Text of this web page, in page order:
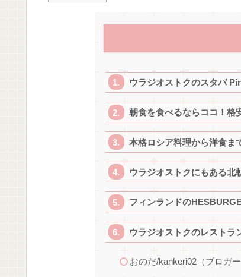
ウラジオストクのスタバ
朝食を食べるならココ！格
本格ロシア料理から洋食ま
ウラジオストクにもある北
フィンランドの
ウラジオストクのレストラ
おのだ/kankeri02（ブロガー